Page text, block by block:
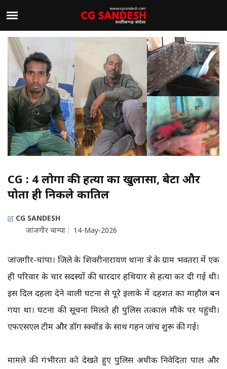
CG : 4 लोगों की हत्या का खुलासा, बेटा और
पोता ही निकले कातिल
CG SANDESH
जांजगीर चाम्पा
14-May-2026
जांजगीर-चांपा। जिले के शिवरीनारायण थाना क्षेत्र के ग्राम भवतरा में एक
ही परिवार के चार सदस्यों की धारदार हथियार से हत्या कर दी गई थी।
इस दिल दहला देने वाली घटना से पूरे इलाके में दहशत का माहौल बन
गया था। घटना की सूचना मिलते ही पुलिस तत्काल मौके पर पहुंची।
एफएसएल टीम और डॉग स्क्वॉड के साथ गहन जांच शुरू की गई।
मामले की गंभीरता को देखते हुए पुलिस अधीक्षक निवेदिता पाल और